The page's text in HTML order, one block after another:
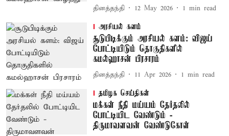
தினத்தந்தி 12 May 2026 1 min read
அரசியல் களம்
சூடுபிடிக்கும் அரசியல் களம்: விஜய்
போட்டியிடும் தொகுதிகளில்
கமல்ஹாசன் பிரசாரம்
தினத்தந்தி 11 Apr 2026 1 min read
தமிழக செய்திகள்
மக்கள் நீதி மய்யம் தேர்தலில்
போட்டியிட வேண்டும் -
திருமாவளவன் வேண்டுகோள்